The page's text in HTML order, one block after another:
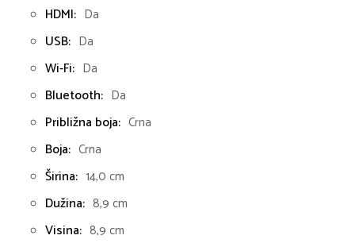
HDMI: Da
USB: Da
Wi-Fi: Da
Bluetooth: Da
Približna boja: Crna
Boja: Crna
Širina: 14,0 cm
Dužina: 8,9 cm
Visina: 8,9 cm